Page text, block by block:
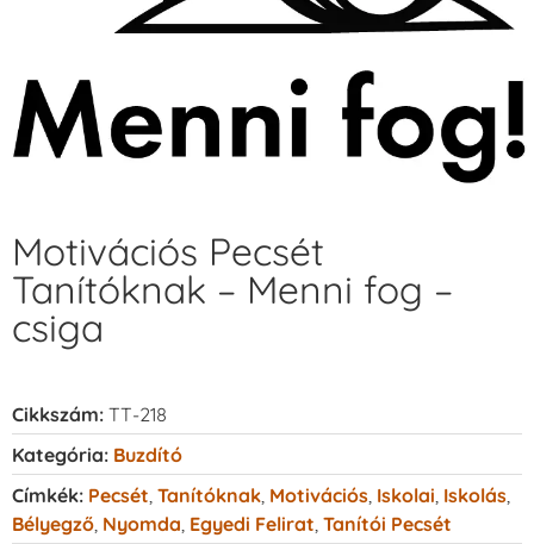
Motivációs Pecsét
Tanítóknak – Menni fog –
csiga
Cikkszám: TT-218
Kategória: Buzdító
Címkék: Pecsét Tanítóknak Motivációs Iskolai Iskolás
Bélyegző Nyomda Egyedi Felirat Tanítói Pecsét